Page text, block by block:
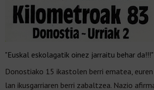
"Euskal eskolagatik oinez jarraitu behar da!!!"
Donostiako 15 ikastolen berri ematea,
lan ikusgarriaren berri zabaltzea. Nazio